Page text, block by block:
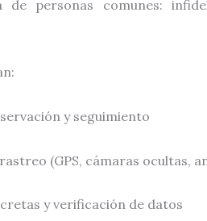
personas comunes:
y seguimiento
(GPS, cámaras ocultas,
y verificación de datos